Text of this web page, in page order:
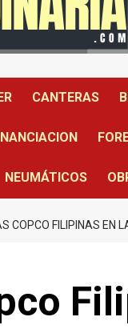
CANTERAS
NEUMÁTICOS
COPCO FILIPINAS EN